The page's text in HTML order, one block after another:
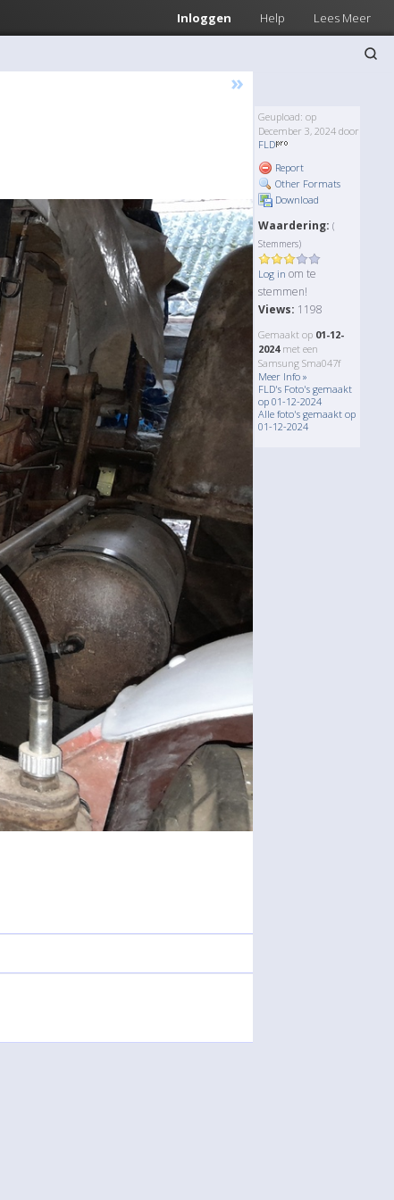
Inloggen Help Lees Meer
»
Geupload: op
December 3, 2024 door
FLD
Report
Other Formats
Download
Waardering: (
Stemmers)
Log in om te
stemmen!
Views: 1198
Gemaakt op 01-12-
2024met een
Samsung Sma047f
Meer Info »
FLD's Foto's gemaakt
op 01-12-2024
Alle foto's gemaakt op
01-12-2024